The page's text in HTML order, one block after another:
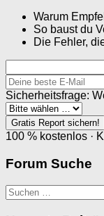
Warum
So baust du
Die Fehler,
Sicherheitsfrage:
Gratis Report sichern!
100 % kostenlos ·
Forum Suche